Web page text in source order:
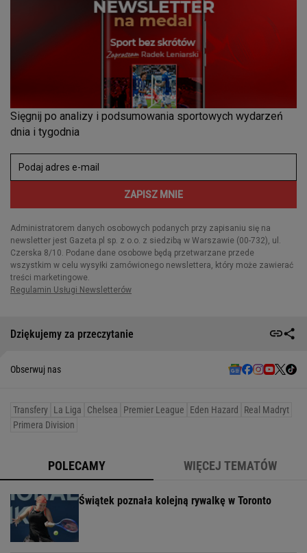
Dziękujemy za przeczytanie
Obserwuj nas
Transfery La Liga Chelsea Premier League Eden Hazard
Real Madryt
Primera Division
POLECAMY WIĘCEJ TEMATÓW
Świątek poznała kolejną rywalkę w Toronto